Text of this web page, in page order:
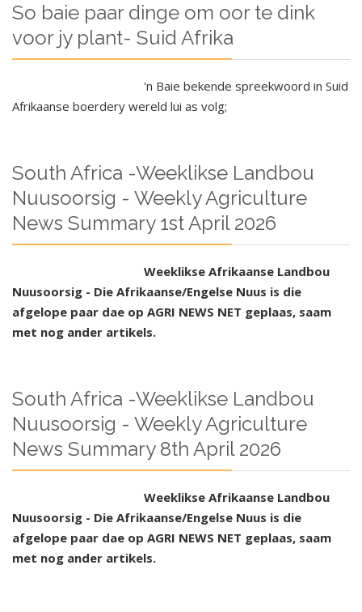
So baie paar dinge om oor te dink
voor jy plant- Suid Afrika
'n Baie bekende spreekwoord in Suid
Afrikaanse boerdery wereld lui as volg;
South Africa -Weeklikse Landbou
Nuusoorsig - Weekly Agriculture
News Summary 1st April 2026
Weeklikse Afrikaanse Landbou
Nuusoorsig - Die Afrikaanse/Engelse Nuus is die
afgelope paar dae op AGRI NEWS NET geplaas, saam
met nog ander artikels.
South Africa -Weeklikse Landbou
Nuusoorsig - Weekly Agriculture
News Summary 8th April 2026
Weeklikse Afrikaanse Landbou
Nuusoorsig - Die Afrikaanse/Engelse Nuus is die
afgelope paar dae op AGRI NEWS NET geplaas, saam
met nog ander artikels.